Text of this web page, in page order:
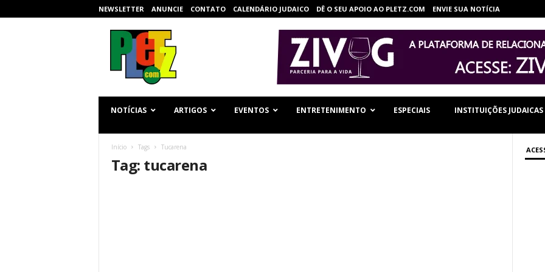
NEWSLETTER ANUNCIE CONTATO CALENDÁRIO JUDAICO DÊ O SEU APOIO AO PLETZ.COM ENVIE SUA NOTÍCIA
NOTÍCIAS ARTIGOS EVENTOS ENTRETENIMENTO ESPECIAIS INSTITUIÇÕES JUDAICAS
Início Tags Tucarena
Tag: tucarena